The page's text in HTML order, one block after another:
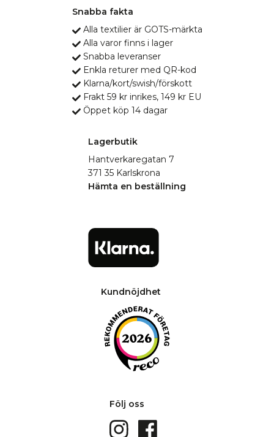
Snabba fakta
Alla textilier är GOTS-märkta
Alla varor finns i lager
Snabba leveranser
Enkla returer med QR-kod
Klarna/kort/swish/förskott
Frakt 59 kr inrikes, 149 kr EU
Öppet köp 14 dagar
Lagerbutik
Hantverkaregatan 7
371 35 Karlskrona
Hämta en beställning
Kundnöjdhet
Följ oss